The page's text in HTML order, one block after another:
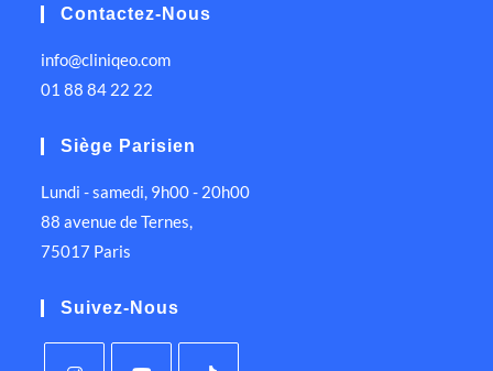
Contactez-Nous
info@cliniqeo.com
01 88 84 22 22
Siège Parisien
Lundi - samedi, 9h00 - 20h00
88 avenue de Ternes,
75017 Paris
Suivez-Nous